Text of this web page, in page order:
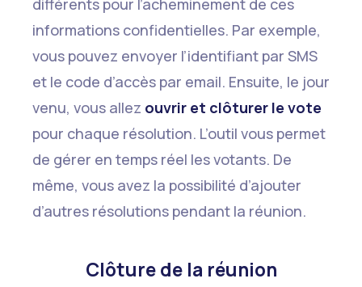
différents pour l’acheminement de ces
informations confidentielles. Par exemple,
vous pouvez envoyer l’identifiant par SMS
et le code d’accès par email. Ensuite, le jour
venu, vous allez ouvrir et clôturer le vote
pour chaque résolution. L’outil vous permet
de gérer en temps réel les votants. De
même, vous avez la possibilité d’ajouter
d’autres résolutions pendant la réunion.
Clôture de la réunion